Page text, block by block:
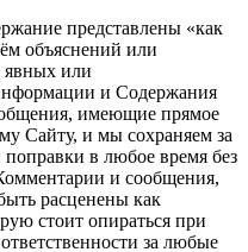
представлены «как
объяснений или
явных или
и Содержания
имеющие прямое
Сайту, и мы сохраняем за
в любое время без
и сообщения,
расценены как
стоит опираться при
за любые